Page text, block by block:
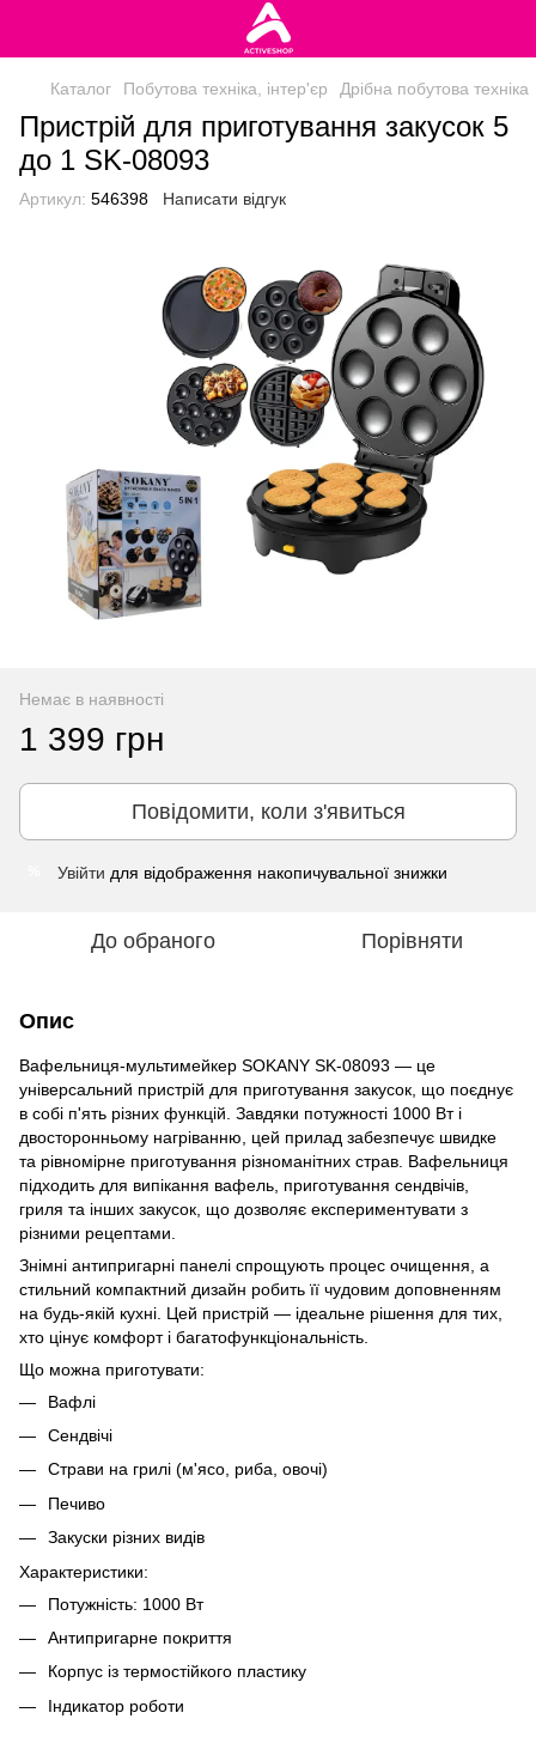
Каталог Побутова техніка, інтер'єр Дрібна побутова техніка
Пристрій для приготування закусок 5
до 1 SK-08093
Артикул: 546398 Написати відгук
Немає в наявності
1 399 грн
Повідомити, коли з'явиться
Увійти для відображення накопичувальної знижки
До обраного Порівняти
Опис
Вафельниця-мультимейкер SOKANY SK-08093 — це
універсальний пристрій для приготування закусок, що поєднує
в собі п'ять різних функцій. Завдяки потужності 1000 Вт і
двосторонньому нагріванню, цей прилад забезпечує швидке
та рівномірне приготування різноманітних страв. Вафельниця
підходить для випікання вафель, приготування сендвічів,
гриля та інших закусок, що дозволяє експериментувати з
різними рецептами.
Знімні антипригарні панелі спрощують процес очищення, а
стильний компактний дизайн робить її чудовим доповненням
на будь-якій кухні. Цей пристрій — ідеальне рішення для тих,
хто цінує комфорт і багатофункціональність.
Що можна приготувати:
Вафлі
Сендвічі
Страви на грилі (м'ясо, риба, овочі)
Печиво
Закуски різних видів
Характеристики:
Потужність: 1000 Вт
Антипригарне покриття
Корпус із термостійкого пластику
Індикатор роботи